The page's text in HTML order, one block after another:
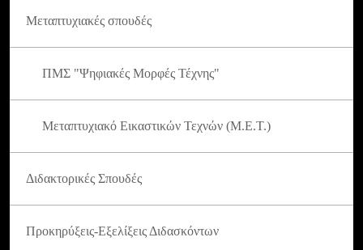
Μεταπτυχιακές σπουδές
ΠΜΣ "Ψηφιακές Μορφές Τέχνης"
Μεταπτυχιακό Εικαστικών Τεχνών (Μ.Ε.Τ.)
Διδακτορικές Σπουδές
Προκηρύξεις-Εξελίξεις Διδασκόντων